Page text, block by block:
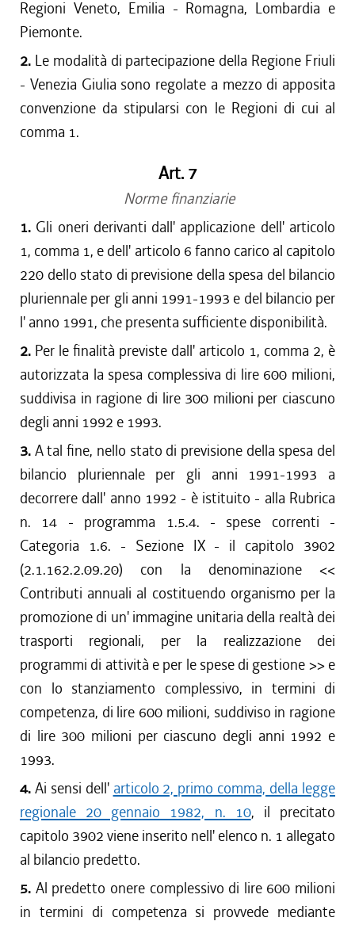
Regioni Veneto, Emilia - Romagna, Lombardia e
Piemonte.
2. Le modalità di partecipazione della Regione Friuli
- Venezia Giulia sono regolate a mezzo di apposita
convenzione da stipularsi con le Regioni di cui al
comma 1.
Art. 7
Norme finanziarie
1. Gli oneri derivanti dall' applicazione dell' articolo
1, comma 1, e dell' articolo 6 fanno carico al capitolo
220 dello stato di previsione della spesa del bilancio
pluriennale per gli anni 1991-1993 e del bilancio per
l' anno 1991, che presenta sufficiente disponibilità.
2. Per le finalità previste dall' articolo 1, comma 2, è
autorizzata la spesa complessiva di lire 600 milioni,
suddivisa in ragione di lire 300 milioni per ciascuno
degli anni 1992 e 1993.
3. A tal fine, nello stato di previsione della spesa del
bilancio pluriennale per gli anni 1991-1993 a
decorrere dall' anno 1992 - è istituito - alla Rubrica
n. 14 - programma 1.5.4. - spese correnti -
Categoria 1.6. - Sezione IX - il capitolo 3902
(2.1.162.2.09.20) con la denominazione <<
Contributi annuali al costituendo organismo per la
promozione di un' immagine unitaria della realtà dei
trasporti regionali, per la realizzazione dei
programmi di attività e per le spese di gestione >> e
con lo stanziamento complessivo, in termini di
competenza, di lire 600 milioni, suddiviso in ragione
di lire 300 milioni per ciascuno degli anni 1992 e
1993.
4. Ai sensi dell' articolo 2, primo comma, della legge
regionale 20 gennaio 1982, n. 10, il precitato
capitolo 3902 viene inserito nell' elenco n. 1 allegato
al bilancio predetto.
5. Al predetto onere complessivo di lire 600 milioni
in termini di competenza si provvede mediante